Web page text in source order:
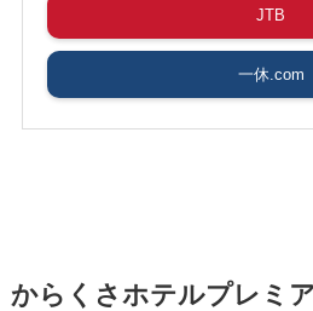
JTB
一休.com
からくさホテルプレミ